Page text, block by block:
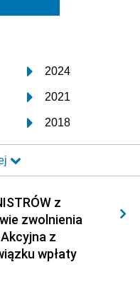
2024
2021
2018
2015
2012
2009
2006
2003
z
zwolnienia
z
wpłaty